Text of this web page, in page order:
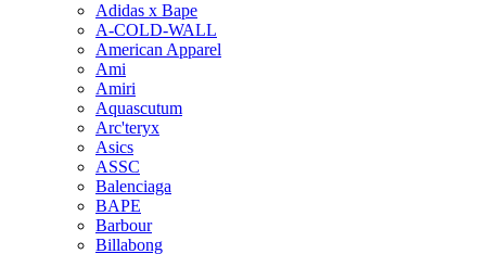
Adidas x Bape
A-COLD-WALL
American Apparel
Ami
Amiri
Aquascutum
Arc'teryx
Asics
ASSC
Balenciaga
BAPE
Barbour
Billabong